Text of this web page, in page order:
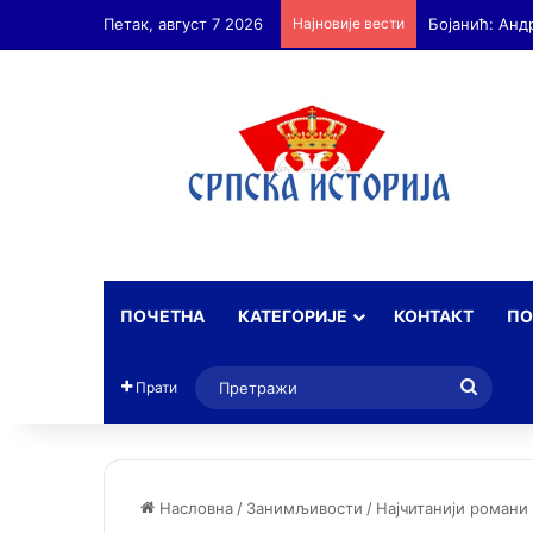
Петак, август 7 2026 Најновије вести
ПОЧЕТНА КАТЕГОРИЈЕ КОНТАКТ
Прати
Насловна / Занимљивости / Најчитанији